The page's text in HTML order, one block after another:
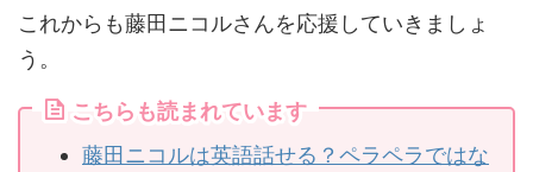
これからも藤田ニコルさんを応援していきましょ
う。
こちらも読まれています
藤田ニコルは英語話せる？ペラペラではな